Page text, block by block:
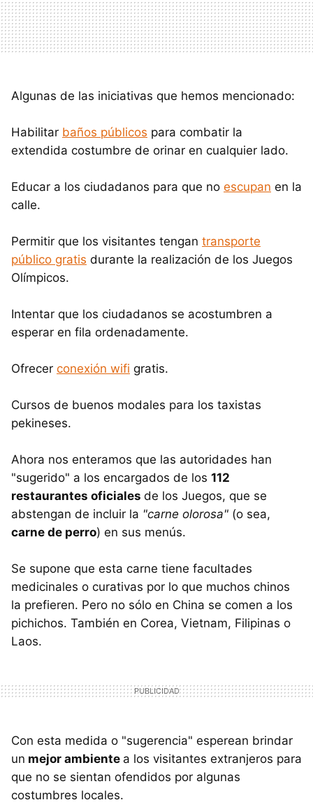
Algunas de las iniciativas que hemos mencionado:
Habilitar baños públicos para combatir la
extendida costumbre de orinar en cualquier lado.
Educar a los ciudadanos para que no escupan en la
calle.
Permitir que los visitantes tengan transporte
público gratis durante la realización de los Juegos
Olímpicos.
Intentar que los ciudadanos se acostumbren a
esperar en fila ordenadamente.
Ofrecer conexión wifi gratis.
Cursos de buenos modales para los taxistas
pekineses.
Ahora nos enteramos que las autoridades han
"sugerido" a los encargados de los 112
restaurantes oficiales de los Juegos, que se
abstengan de incluir la "carne olorosa" (o sea,
carne de perro) en sus menús.
Se supone que esta carne tiene facultades
medicinales o curativas por lo que muchos chinos
la prefieren. Pero no sólo en China se comen a los
pichichos. También en Corea, Vietnam, Filipinas o
Laos.
Con esta medida o "sugerencia" esperean brindar
un mejor ambiente a los visitantes extranjeros para
que no se sientan ofendidos por algunas
costumbres locales.